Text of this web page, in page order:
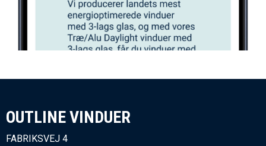
OUTLINE VINDUER​
FABRIKSVEJ 4